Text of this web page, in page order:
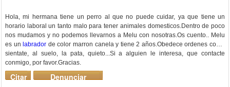
Hola, mi hermana tiene un perro al que no puede cuidar, ya que tiene un
horario laboral un tanto malo para tener animales domesticos.Dentro de poco
nos mudamos y no podemos llevarnos a Melu con nosotras.Os cuento.. Melu
es un labrador de color marron canela y tiene 2 años.Obedece ordenes como
sientate, al suelo, la pata, quieto...Si a alguien le interesa, que contacte
conmigo, por favor.Gracias.
Denunciar
Citar